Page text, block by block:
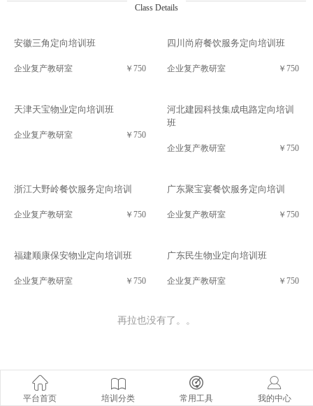
Class Details
安徽三角定向培训班
企业复产教研室 ￥750
四川尚府餐饮服务定向培训班
企业复产教研室 ￥750
天津天宝物业定向培训班
企业复产教研室 ￥750
河北建园科技集成电路定向培训
班
企业复产教研室 ￥750
浙江大野岭餐饮服务定向培训
企业复产教研室 ￥750
广东聚宝宴餐饮服务定向培训
企业复产教研室 ￥750
福建顺康保安物业定向培训班
企业复产教研室 ￥750
广东民生物业定向培训班
企业复产教研室 ￥750
再拉也没有了。。
平台首页 培训分类 常用工具 我的中心